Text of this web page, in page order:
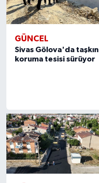
GÜNCEL
Sivas Gölova'da taşkın
koruma tesisi sürüyor